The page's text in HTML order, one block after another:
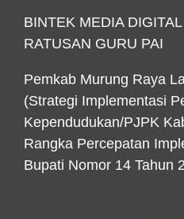
BINTEK MEDIA
RATUSAN GURU PAI
Pemkab Murung Raya
(Strategi Implementasi
Kependudukan/PJPK
Rangka Percepatan
Bupati Nomor 14 Tahun